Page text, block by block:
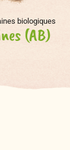
biologiques
(AB)